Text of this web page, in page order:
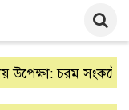
চরম সংকটে